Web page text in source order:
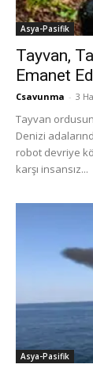
Asya-Pasifik
Tayvan,
Emanet
Csavunma - 3
Tayvan
Denizi
robot devriye
karşı insansız...
Asya-Pasifik